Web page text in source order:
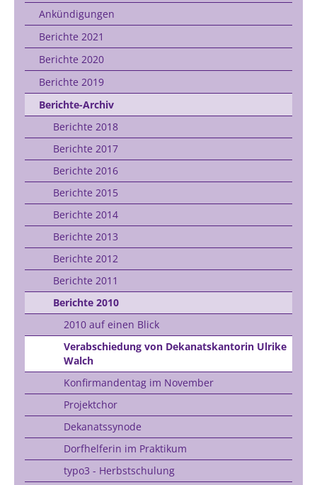
Ankündigungen
Berichte 2021
Berichte 2020
Berichte 2019
Berichte-Archiv
Berichte 2018
Berichte 2017
Berichte 2016
Berichte 2015
Berichte 2014
Berichte 2013
Berichte 2012
Berichte 2011
Berichte 2010
2010 auf einen Blick
Verabschiedung von Dekanatskantorin Ulrike
Walch
Konfirmandentag im November
Projektchor
Dekanatssynode
Dorfhelferin im Praktikum
typo3 - Herbstschulung